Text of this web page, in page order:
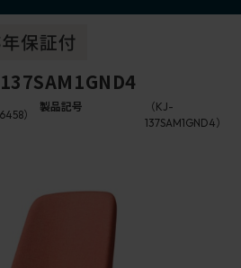
）
製品記号
（KJ-
137SAM1GND4）